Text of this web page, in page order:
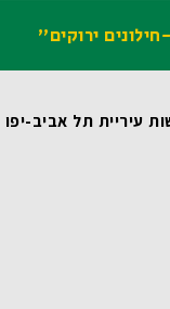
ירוקים"
תל אביב-יפו